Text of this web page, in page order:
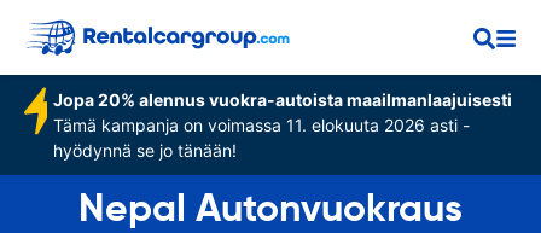
Jopa 20% alennus vuokra-autoista maailmanlaajuisesti
Tämä kampanja on voimassa 11. elokuuta 2026 asti -
hyödynnä se jo tänään!
Nepal Autonvuokraus